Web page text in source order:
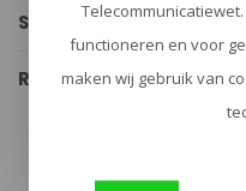
Specificaties
Reviews
functioneren en voor
maken wij gebruik van